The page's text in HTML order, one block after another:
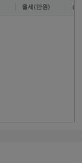
월세(만원) 층